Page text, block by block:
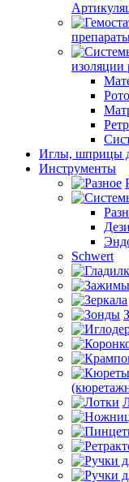
изоляции
Иглы, шприцы
Инструменты
Schwert